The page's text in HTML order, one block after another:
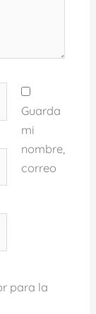
Guarda
mi
nombre,
correo
para la